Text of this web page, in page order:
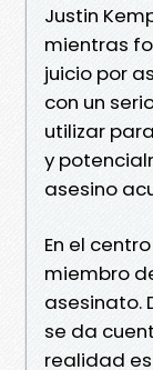
Justin
mientras
juicio por
con un
utilizar
y
asesino
En el
miembro
asesinato.
se da
realidad